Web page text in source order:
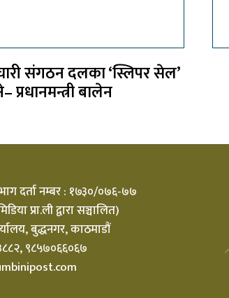
संगठन दलका ‘स्लिपर सेल’
प्रधानमन्त्री बालेन
दर्ता नम्बर : १७३०/०७६-७७
प्रा.ली द्वारा सञ्चालित)
बुद्धनगर, काठमाडौं
९८५७०६६०६७